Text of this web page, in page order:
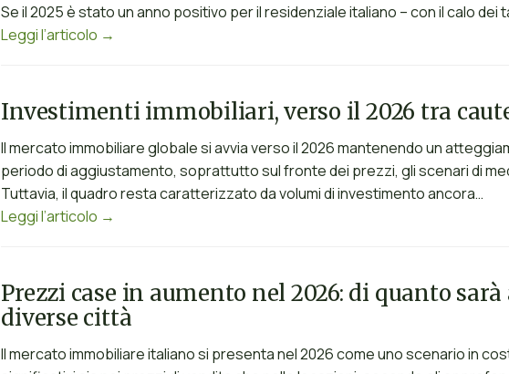
Se il 2025 è stato un anno positivo per il residenziale italiano – con il calo dei
Leggi l’articolo →
Investimenti immobiliari, verso il 2026 tra
Il mercato immobiliare globale si avvia verso il 2026 mantenendo un
periodo di aggiustamento, soprattutto sul fronte dei prezzi, gli scenari di
Tuttavia, il quadro resta caratterizzato da volumi di investimento ancora…
Leggi l’articolo →
Prezzi case in aumento nel 2026: di quanto
diverse città
Il mercato immobiliare italiano si presenta nel 2026 come uno scenario in